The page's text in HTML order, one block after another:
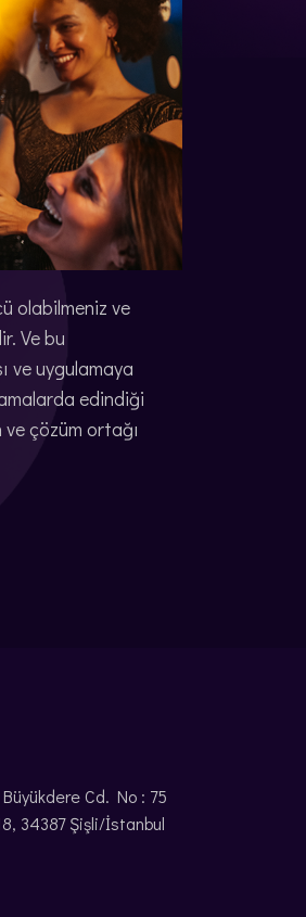
olabilmeniz ve
Ve bu
ve uygulamaya
edindiği
çözüm ortağı
Cd. No : 75
34387 Şişli/İstanbul